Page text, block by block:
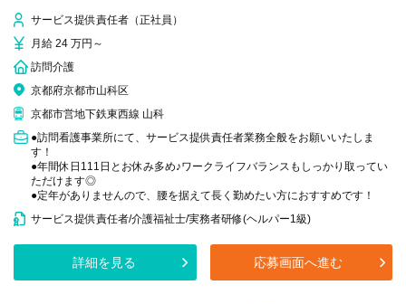
サービス提供責任者（正社員）
月給 24 万円～
訪問介護
京都府京都市山科区
京都市営地下鉄東西線 山科
●訪問看護事業所にて、サービス提供責任者業務全般をお願いいたしま
す！
●年間休日111日とお休み多め♪ワークライフバランスもしっかり取ってい
ただけます◎
●定年がありませんので、腰を据えて長く勤めたい方におすすめです！
サービス提供責任者/介護福祉士/実務者研修(ヘルパー1級)
詳細を見る 応募画面へ進む